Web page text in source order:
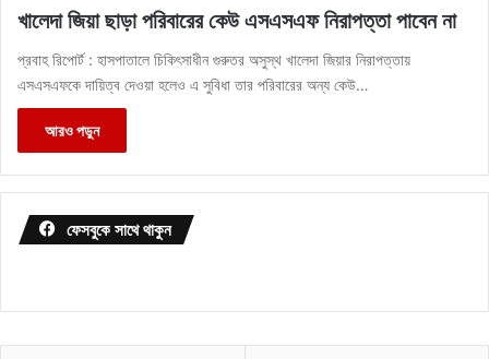
খালেদা জিয়া ছাড়া পরিবারের কেউ এসএসএফ নিরাপত্তা পাবেন না
প্রবাহ রিপোর্ট : হাসপাতালে চিকিৎসাধীন গুরুতর অসুস্থ খালেদা জিয়ার নিরাপত্তায়
এসএসএফকে দায়িত্ব দেওয়া হলেও এ সুবিধা তার পরিবারের অন্য কেউ…
আরও পড়ুন
ফেসবুকে সাথে থাকুন